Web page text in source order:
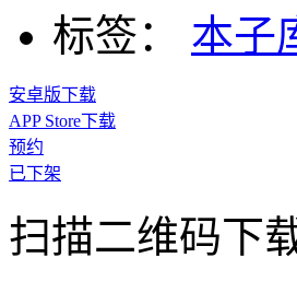
标签：
本子
安卓版下载
APP Store下载
预约
已下架
扫描二维码下